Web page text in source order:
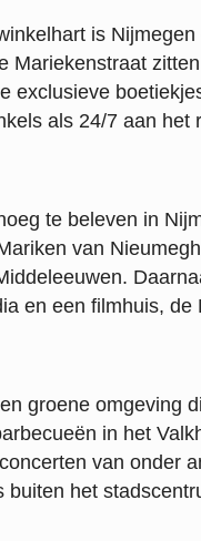
is
Mariekenstraat
exclusieve
als 24/7 aan het
te beleven in
van
en een filmhuis, de
groene omgeving
in het
van onder
buiten het